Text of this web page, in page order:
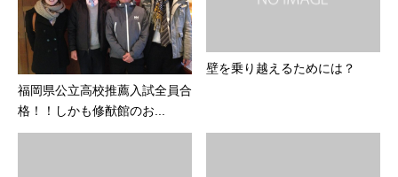
福岡県公立高校推薦入試全員合
格！！しかも修猷館のお...
壁を乗り越えるためには？